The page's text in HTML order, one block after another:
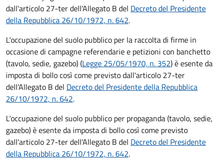
dall'articolo 27-ter dell'Allegato B del Decreto del Presidente
della Repubblica 26/10/1972, n. 642.
L'occupazione del suolo pubblico per la raccolta di firme in
occasione di campagne referendarie e petizioni con banchetto
(tavolo, sedie, gazebo) (Legge 25/05/1970, n. 352) è esente da
imposta di bollo così come previsto dall'articolo 27-ter
dell'Allegato B del Decreto del Presidente della Repubblica
26/10/1972, n. 642.
L'occupazione del suolo pubblico per propaganda (tavolo, sedie,
gazebo) è esente da imposta di bollo così come previsto
dall'articolo 27-ter dell'Allegato B del Decreto del Presidente
della Repubblica 26/10/1972, n. 642.